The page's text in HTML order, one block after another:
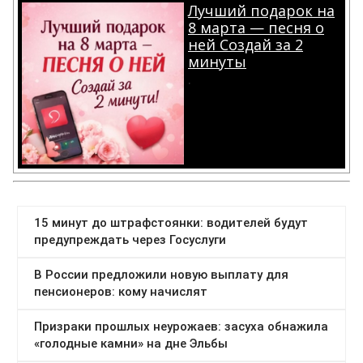
Лучший подарок на
8 марта — песня о
ней Создай за 2
минуты
.